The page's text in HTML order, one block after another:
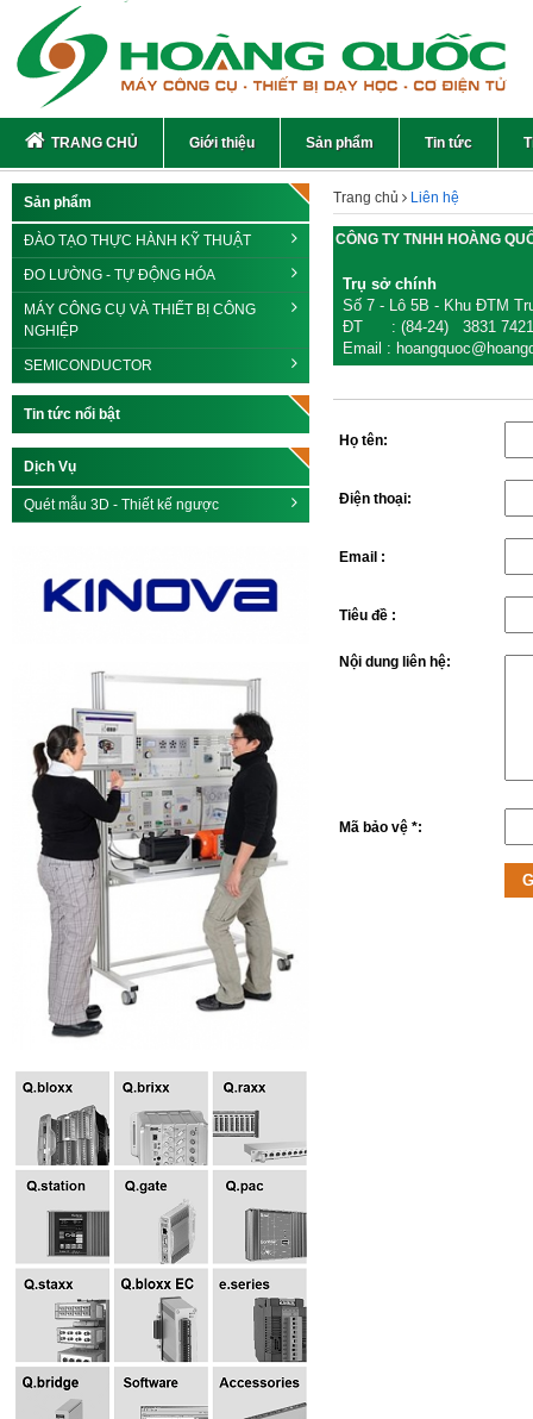
TRANG CHỦ Giới thiệu Sản phẩm Tin tức
Trang chủ Liên hệ
CÔNG TY TNHH HOÀNG
Trụ sở chính
Số 7 - Lô 5B - Khu ĐTM
ĐT : (84-24) 3831 7421/
Email :
Họ tên:
Điện thoại:
Email :
Tiêu đề :
Nội dung liên hệ:
Mã bảo vệ *:
Sản phẩm
ĐÀO TẠO THỰC HÀNH KỸ THUẬT
ĐO LƯỜNG - TỰ ĐỘNG HÓA
MÁY CÔNG CỤ VÀ THIẾT BỊ CÔNG
NGHIỆP
SEMICONDUCTOR
Tin tức nổi bật
Dịch Vụ
Quét mẫu 3D - Thiết kế ngược